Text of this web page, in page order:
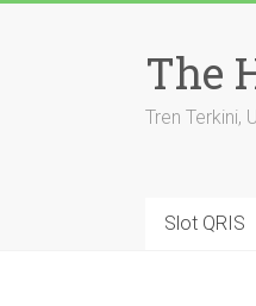
The
Tren Terkini,
Slot QRIS